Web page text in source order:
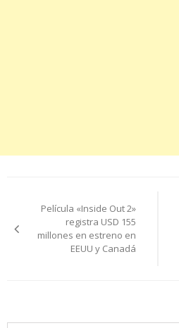
de
entradas
Película «Inside Out 2»
registra USD 155
millones en estreno en
EEUU y Canadá